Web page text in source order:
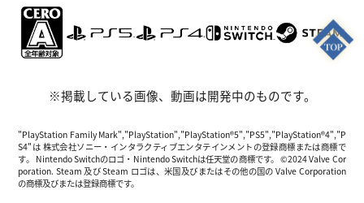
※掲載している画像、動画は開発中のものです。
"PlayStation Family Mark","PlayStation","PlayStation®5","PS5","PlayStation®4","P
S4"は 株式会社ソニー・インタラクティブエンタテインメントの登録商標または商標で
す。 Nintendo Switchのロゴ・Nintendo Switchは任天堂の商標です。 ©2024 Valve Cor
poration. Steam 及び Steam ロゴは、米国及びまたはその他の国の Valve Corporation
の商標及びまたは登録商標です。